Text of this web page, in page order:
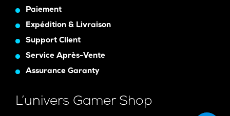
Paiement
Expédition & Livraison
Support Client
Service Après-Vente
Assurance Garanty
L’univers Gamer Shop